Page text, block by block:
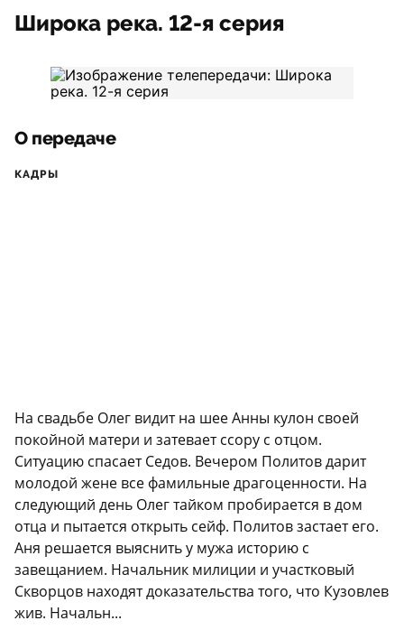
Широка река. 12-я серия
О передаче
КАДРЫ
На свадьбе Олег видит на шее Анны кулон своей
покойной матери и затевает ссору с отцом.
Ситуацию спасает Седов. Вечером Политов дарит
молодой жене все фамильные драгоценности. На
следующий день Олег тайком пробирается в дом
отца и пытается открыть сейф. Политов застает его.
Аня решается выяснить у мужа историю с
завещанием. Начальник милиции и участковый
Скворцов находят доказательства того, что Кузовлев
жив. Начальн...